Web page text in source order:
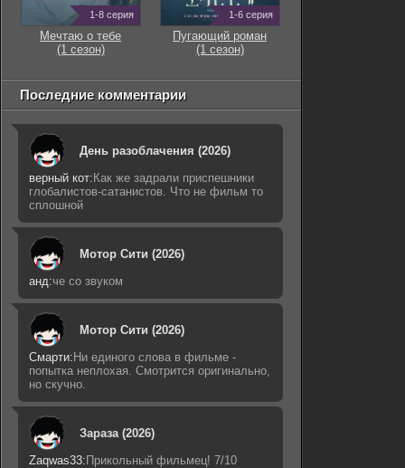
1-8 серия
Мечтаю о тебе
(1 сезон)
1-6 серия
Пугающий роман
(1 сезон)
Последние комментарии
День разоблачения (2026)
верный кот: Как же задрали приспешники
глобалистов-сатанистов. Что не фильм то
сплошной
Мотор Сити (2026)
анд:че со звуком
Мотор Сити (2026)
Смарти: Ни единого слова в фильме -
попытка неплохая. Смотрится оригинально,
но скучно.
Зараза (2026)
Zaqwas33: Прикольный фильмец! 7/10